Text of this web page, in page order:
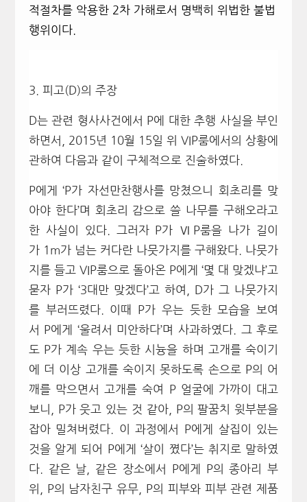
적절차를 악용한 2차 가해로서 명백히 위법한 불법
행위이다.
3. 피고(D)의 주장
D는 관련 형사사건에서 P에 대한 추행 사실을 부인
하면서, 2015년 10월 15일 위 VIP룸에서의 상황에
관하여 다음과 같이 구체적으로 진술하였다.
P에게 ‘P가 자선만찬행사를 망쳤으니 회초리를 맞
아야 한다’며 회초리 감으로 쓸 나무를 구해오라고
한 사실이 있다. 그러자 P가 ⅥP룸을 나가 길이
가 1m가 넘는 커다란 나뭇가지를 구해왔다. 나뭇가
지를 들고 VIP룸으로 돌아온 P에게 ‘몇 대 맞겠냐’고
묻자 P가 ‘3대만 맞겠다’고 하여, D가 그 나뭇가지
를 부러뜨렸다. 이때 P가 우는 듯한 모습을 보여
서 P에게 ‘울려서 미안하다’며 사과하였다. 그 후로
도 P가 계속 우는 듯한 시늉을 하며 고개를 숙이기
에 더 이상 고개를 숙이지 못하도록 손으로 P의 어
깨를 막으면서 고개를 숙여 P 얼굴에 가까이 대고
보니, P가 웃고 있는 것 같아, P의 팔꿈치 윗부분을
잡아 밀쳐버렸다. 이 과정에서 P에게 살집이 있는
것을 알게 되어 P에게 ‘살이 쪘다’는 취지로 말하였
다. 같은 날, 같은 장소에서 P에게 P의 종아리 부
위, P의 남자친구 유무, P의 피부와 피부 관련 제품